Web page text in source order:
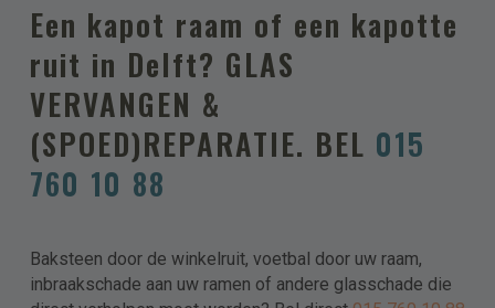
Woonplaats
E-mailadres
Een kapot raam of een kapotte
ruit in Delft? GLAS
VERVANGEN &
(SPOED)REPARATIE. BEL 015
760 10 88
Baksteen door de winkelruit, voetbal door uw raam,
inbraakschade aan uw ramen of andere glasschade die